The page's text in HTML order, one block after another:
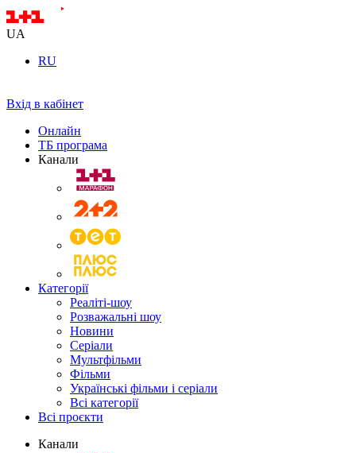
UA
RU
Вхід в кабінет
Онлайн
ТБ програма
Канали
Категорії
Реаліті-шоу
Розважальні шоу
Новини
Серіали
Мультфільми
Фільми
Українські фільми і серіали
Всі категорії
Всі проєкти
Канали